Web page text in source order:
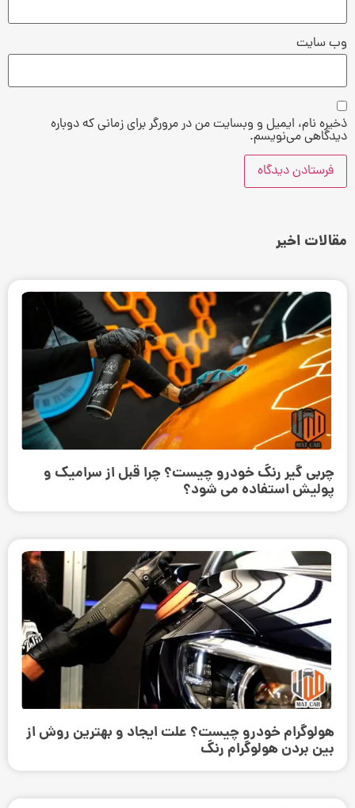
وب‌ سایت
ذخیره نام، ایمیل و وبسایت من در مرورگر برای زمانی که دوباره
دیدگاهی می‌نویسم.
مقالات اخیر
چربی گیر رنگ خودرو چیست؟ چرا قبل از سرامیک و
پولیش استفاده می ‌شود؟
هولوگرام خودرو چیست؟ علت ایجاد و بهترین روش از
بین بردن هولوگرام رنگ